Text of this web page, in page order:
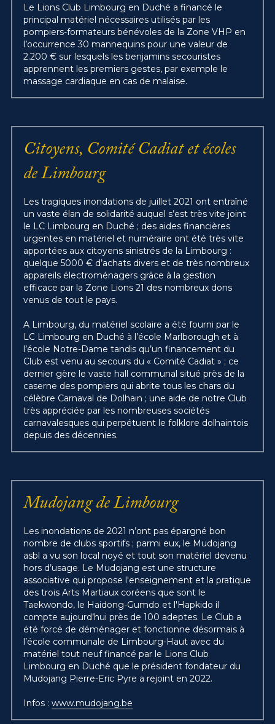
Le Lions Club Limbourg en Duché a financé le
principal matériel nécessaires utilisés par les
pompiers-formateurs bénévoles de la Zone VHP en
l’occurrence 30 mannequins pour une valeur de
2.200 € sur lesquels les benjamins secouristes
apprennent les premiers gestes, par exemple le
massage cardiaque en cas de malaise.
Citoyens, Comité Cadiat et écoles
de Limbourg
Les tragiques inondations de juillet 2021 ont entraîné
un vaste élan de solidarité auquel s’est très vite joint
le LC Limbourg en Duché ; des aides financières
urgentes en matériel et numéraire ont été très vite
apportées aux citoyens sinistrés de la Limbourg :
quelque 5000 € d’achats divers et de très nombreux
appareils électroménagers grâce à la gestion
efficace par la Zone Lions 21 des nombreux dons
venus de tout le pays.
A Limbourg, du matériel scolaire a été fourni par le
LC Limbourg en Duché à l’école Marlborough et à
l’école Notre-Dame tandis qu’un financement du
Club est venu au secours du « Comité Cadiat » ; ce
dernier gère le vaste hall communal situé près de la
caserne des pompiers qui abrite tous les chars du
célèbre Carnaval de Dolhain ; une aide de notre Club
très appréciée par les nombreuses sociétés
carnavalesques qui perpétuent le folklore dolhaintois
depuis des décennies.
Mudojang de Limbourg
Les inondations de 2021 n’ont pas épargné bon
nombre de clubs sportifs ; parmi eux, le Mudojang
asbl a vu son local noyé et tout son matériel devenu
hors d’usage. Le Mudojang est une structure
associative qui propose l'enseignement et la pratique
des trois Arts Martiaux coréens que sont le
Taekwondo, le Haidong-Gumdo et l'Hapkido il
compte aujourd’hui près de 100 adeptes. Le Club a
été forcé de déménager et fonctionne désormais à
l’école communale de Limbourg-Haut avec du
matériel tout neuf financé par le Lions Club
Limbourg en Duché que le président fondateur du
Mudojang Pierre-Eric Pyre a rejoint en 2022.
Infos : www.mudojang.be